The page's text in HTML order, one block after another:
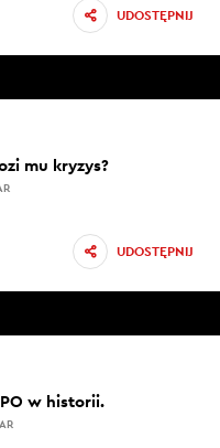
UDOSTĘPNIJ
mu kryzys?
UDOSTĘPNIJ
w historii.